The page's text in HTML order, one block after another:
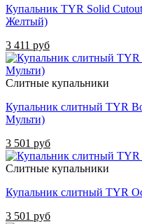
Купальник TYR Solid
Желтый)
3 411 руб
Слитные купальники
Купальник слитный TYR
Мульти)
3 501 руб
Слитные купальники
Купальник слитный TYR
3 501 руб